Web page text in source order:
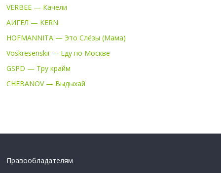
VERBEE — Качели
АИГЕЛ — KERN
HOFMANNITA — Это Слёзы (Мама)
Voskresenskii — Еду по Москве
GSPD — Тру крайм
CHEBANOV — Выдыхай
Правообладателям